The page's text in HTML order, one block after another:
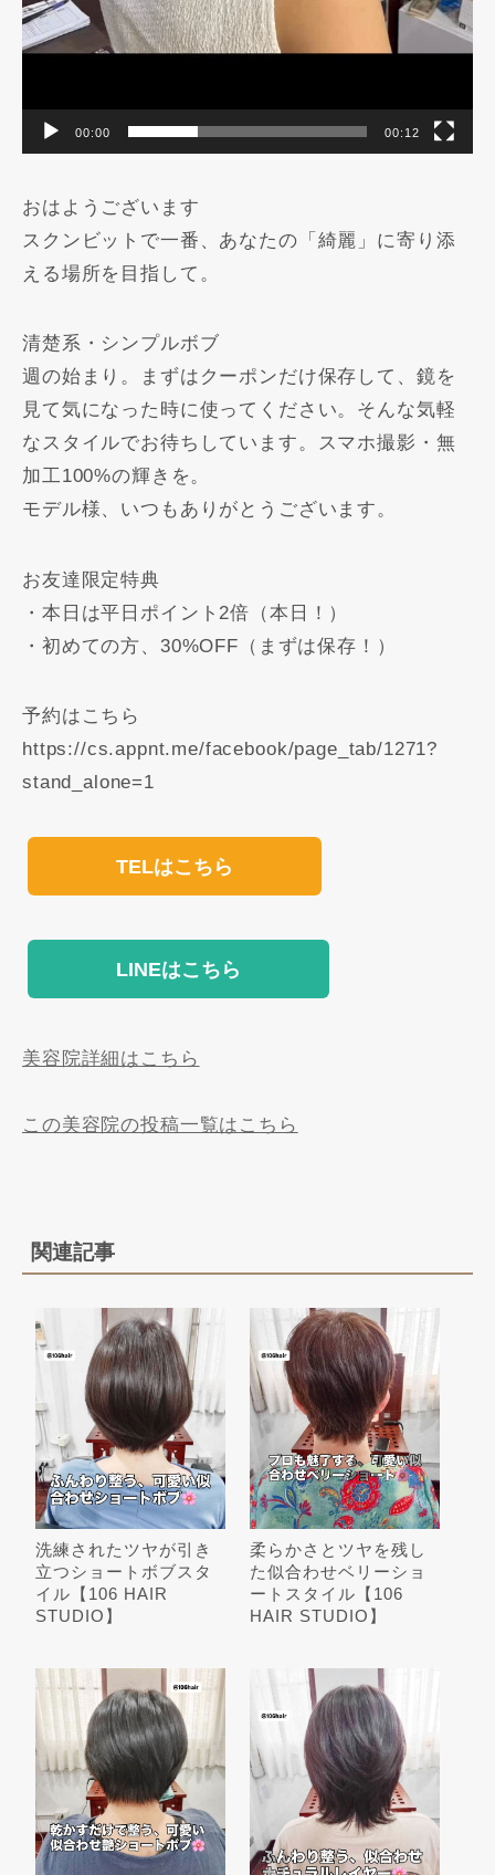
00:00 00:12
おはようございます
スクンビットで一番、あなたの「綺麗」に寄り添
える場所を目指して。
清楚系・シンプルボブ️
週の始まり。まずはクーポンだけ保存して、鏡を
見て気になった時に使ってください。そんな気軽
なスタイルでお待ちしています。スマホ撮影・無
加工100%の輝きを。
モデル様、いつもありがとうございます。
お友達限定特典
・本日は平日ポイント2倍（本日！）
・初めての方、30%OFF️（まずは保存！）
予約はこちら
https://cs.appnt.me/facebook/page_tab/1271?
stand_alone=1
TELはこちら
LINEはこちら
美容院詳細はこちら
この美容院の投稿一覧はこちら
関連記事
洗練されたツヤが引き
立つショートボブスタ
イル【106 HAIR
STUDIO】
柔らかさとツヤを残し
た似合わせベリーショ
ートスタイル【106
HAIR STUDIO】